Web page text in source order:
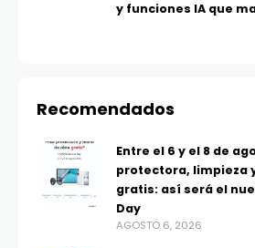
y funciones IA que
Recomendados
Entre el 6 y el 8 de
protectora, limpieza
gratis: así será el
Day
AGOSTO 6, 2026